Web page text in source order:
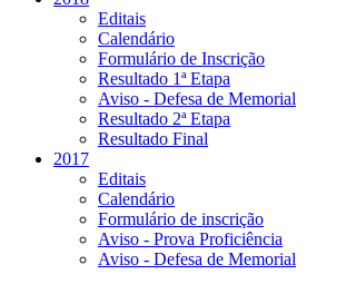
Editais
Calendário
Formulário de Inscrição
Resultado 1ª Etapa
Aviso - Defesa de Memorial
Resultado 2ª Etapa
Resultado Final
2017
Editais
Calendário
Formulário de inscrição
Aviso - Prova Proficiência
Aviso - Defesa de Memorial